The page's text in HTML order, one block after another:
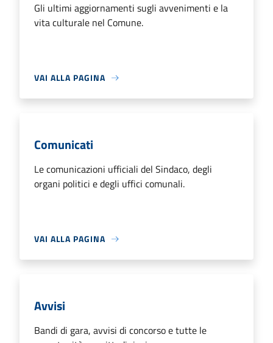
Gli ultimi aggiornamenti sugli avvenimenti e la
vita culturale nel Comune.
VAI ALLA PAGINA
Comunicati
Le comunicazioni ufficiali del Sindaco, degli
organi politici e degli uffici comunali.
VAI ALLA PAGINA
Avvisi
Bandi di gara, avvisi di concorso e tutte le